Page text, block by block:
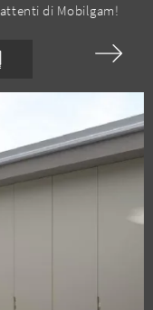
di Mobilgam!